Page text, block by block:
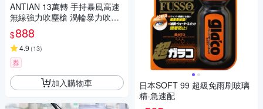
ANTIAN 13萬轉 手持暴風高速
無線強力吹塵槍 渦輪暴力吹塵
器 烤肉生火 戶外吹氣泵
$888
4.9 (13)
券
加入購物車
日本SOFT 99 超級免雨刷玻璃
精-急速配